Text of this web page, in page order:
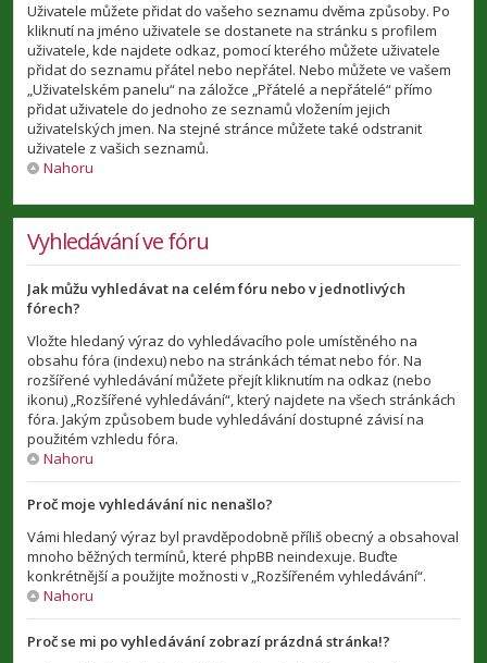
Uživatele můžete přidat do vašeho seznamu dvěma způsoby. Po
kliknutí na jméno uživatele se dostanete na stránku s profilem
uživatele, kde najdete odkaz, pomocí kterého můžete uživatele
přidat do seznamu přátel nebo nepřátel. Nebo můžete ve vašem
„Uživatelském panelu“ na záložce „Přátelé a nepřátelé“ přímo
přidat uživatele do jednoho ze seznamů vložením jejich
uživatelských jmen. Na stejné stránce můžete také odstranit
uživatele z vašich seznamů.
Nahoru
Vyhledávání ve fóru
Jak můžu vyhledávat na celém fóru nebo v jednotlivých
fórech?
Vložte hledaný výraz do vyhledávacího pole umístěného na
obsahu fóra (indexu) nebo na stránkách témat nebo fór. Na
rozšířené vyhledávání můžete přejít kliknutím na odkaz (nebo
ikonu) „Rozšířené vyhledávání“, který najdete na všech stránkách
fóra. Jakým způsobem bude vyhledávání dostupné závisí na
použitém vzhledu fóra.
Nahoru
Proč moje vyhledávání nic nenašlo?
Vámi hledaný výraz byl pravděpodobně příliš obecný a obsahoval
mnoho běžných termínů, které phpBB neindexuje. Buďte
konkrétnější a použijte možnosti v „Rozšířeném vyhledávání“.
Nahoru
Proč se mi po vyhledávání zobrazí prázdná stránka!?